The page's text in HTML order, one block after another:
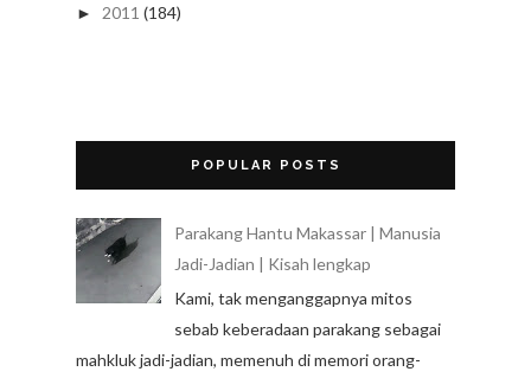
► 2011 (184)
POPULAR POSTS
Parakang Hantu Makassar | Manusia
Jadi-Jadian | Kisah lengkap
Kami, tak menganggapnya mitos
sebab keberadaan parakang sebagai
mahkluk jadi-jadian, memenuh di memori orang-